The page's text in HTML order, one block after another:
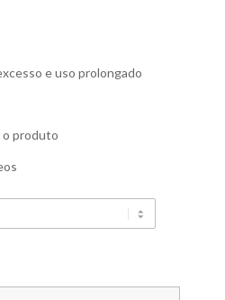
e uso prolongado
o produto